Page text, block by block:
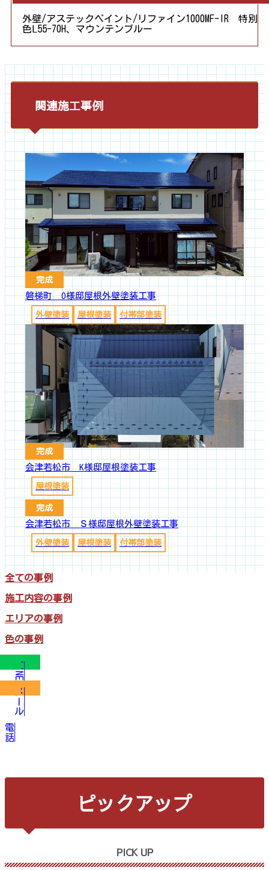
外壁/アステックペイント/リファイン1000MF-IR 特別
色Ⅼ55-70H、マウンテンブルー
関連施工事例
完成
磐梯町 O様邸屋根外壁塗装工事
外壁塗装 屋根塗装 付帯部塗装
完成
会津若松市 K様邸屋根塗装工事
屋根塗装
完成
会津若松市 Ｓ様邸屋根外壁塗装工事
外壁塗装 屋根塗装 付帯部塗装
全ての事例
施工内容の事例
エリアの事例
色の事例
LINE
メール
電話
ピックアップ
PICK UP